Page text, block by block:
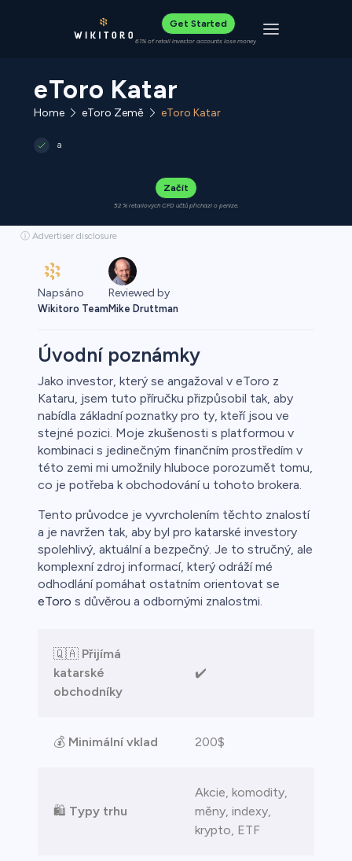
Get Started
61% of retail investor accounts lose money Toggle
eToro Katar
Home eToro Země eToro Katar
a
Začít
52 % retailových CFD účtů přichází o peníze.
ⓘ Advertiser disclosure
Napsáno
Wikitoro Team
Reviewed by
Mike Druttman
Úvodní poznámky
Jako investor, který se angažoval v eToro z
Kataru, jsem tuto příručku přizpůsobil tak, aby
nabídla základní poznatky pro ty, kteří jsou ve
stejné pozici. Moje zkušenosti s platformou v
kombinaci s jedinečným finančním prostředím v
této zemi mi umožnily hluboce porozumět tomu,
co je potřeba k obchodování u tohoto brokera.
Tento průvodce je vyvrcholením těchto znalostí
a je navržen tak, aby byl pro katarské investory
spolehlivý, aktuální a bezpečný. Je to stručný, ale
komplexní zdroj informací, který odráží mé
odhodlání pomáhat ostatním orientovat se
eToro s důvěrou a odbornými znalostmi.
🇶🇦 Přijímá
katarské
obchodníky
✔️
💰 Minimální vklad 200$
🛍️ Typy trhu
Akcie, komodity,
měny, indexy,
krypto, ETF